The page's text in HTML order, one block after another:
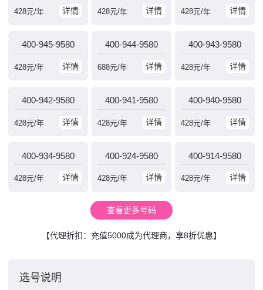
详情
428元/年 详情
428元/年 详情
428元/年
400-945-9580
详情
428元/年
400-944-9580
详情
688元/年
400-943-9580
详情
428元/年
400-942-9580
详情
428元/年
400-941-9580
详情
428元/年
400-940-9580
详情
428元/年
400-934-9580
详情
428元/年
400-924-9580
详情
428元/年
400-914-9580
详情
428元/年
查看更多号码
【代理折扣：充值5000成为代理商，享8折优惠】
选号说明